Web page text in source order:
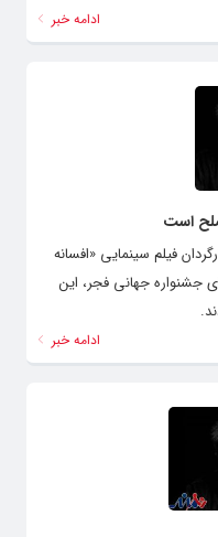
ادامه خبر
است
فیلم سینمایی «افسانه
جشنواره جهانی فجر، این
ادامه خبر